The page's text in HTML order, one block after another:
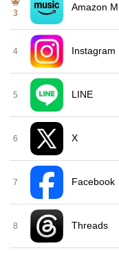
3
Amazon
4 Instagram
5 LINE
6 X
7 Facebook
8 Threads